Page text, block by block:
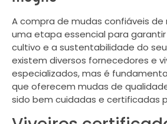
A compra de mudas confiáveis
uma etapa essencial para
cultivo e a sustentabilidade do seu
existem diversos fornecedores e
especializados, mas é
que oferecem mudas de
sido bem cuidadas e certificadas